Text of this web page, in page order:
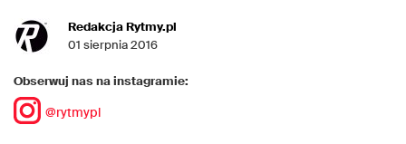
Redakcja Rytmy.pl
01 sierpnia 2016
Obserwuj nas na instagramie:
@rytmypl